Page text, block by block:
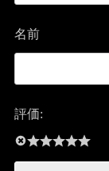
名前
評価: